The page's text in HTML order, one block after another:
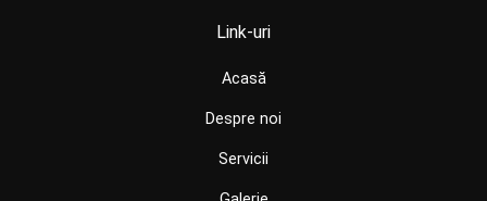
Link-uri
Acasă
Despre noi
Servicii